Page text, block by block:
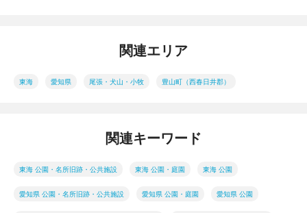
関連エリア
東海 愛知県 尾張・犬山・小牧 豊山町（西春日井郡）
関連キーワード
東海 公園・名所旧跡・公共施設 東海 公園・庭園 東海 公園
愛知県 公園・名所旧跡・公共施設 愛知県 公園・庭園 愛知県 公園